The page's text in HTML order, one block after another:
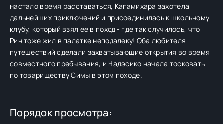
настало время расставаться, Кагамихара захотела
дальнейших приключений и присоединилась к школьному
клубу, который взял ее в поход - где так случилось, что
Рин тоже жил в палатке неподалеку! Оба любителя
путешествий сделали захватывающие открытия во время
совместного пребывания, и Надэсико начала тосковать
по товариществу Симы в этом походе.
Порядок просмотра: